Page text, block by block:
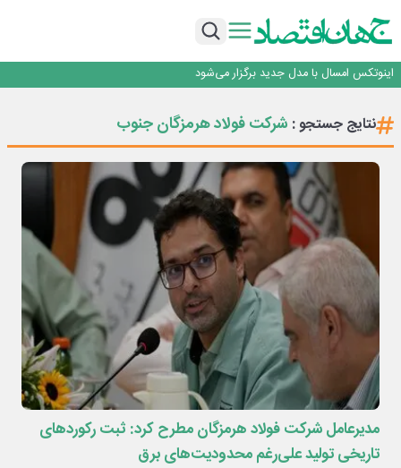
با تقاضای برق ناپایدار هوش مصنوعی خودزنی می‌کند
اینوتکس امسال با مدل جدید برگزار می‌شود
راه‌آهن موظف به ارائه برنامه برای ارتقای امنیت سایبری شد
با تقاضای برق ناپایدار هوش مصنوعی خودزنی می‌کند
اینوتکس امسال با مدل جدید برگزار می‌شود
نتایج جستجو : شرکت فولاد هرمزگان جنوب
مدیرعامل شرکت فولاد هرمزگان مطرح کرد: ثبت رکوردهای
تاریخی تولید علی‌رغم محدودیت‌های برق